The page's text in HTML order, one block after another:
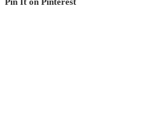
Pin It on Pinterest